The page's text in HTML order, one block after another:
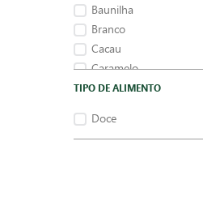
Baunilha
Branco
Cacau
Caramelo
Chocolate
TIPO DE ALIMENTO
Doce